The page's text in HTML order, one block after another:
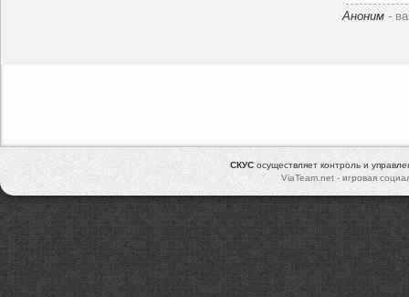
Аноним -
СКУСосуществляет контроль и
ViaTeam.net - игровая